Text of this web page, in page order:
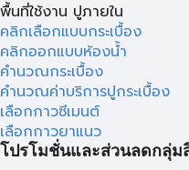
พื้นที่ใช้งาน ปูภายใน
คลิกเลือกแบบกระเบื้อง
คลิกออกแบบห้องน้ำ
คำนวณกระเบื้อง
คำนวณค่าบริการปูกระเบื้อง
เลือกกาวซีเมนต์
เลือกกาวยาแนว
โปรโมชั่นและส่วนลดกลุ่ม